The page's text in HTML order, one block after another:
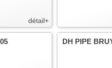
détail+
DH PIPE